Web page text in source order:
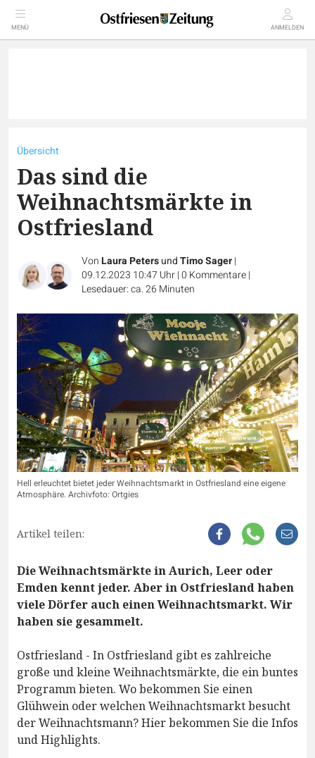
MENÜ ANMELDEN
Übersicht
Das sind die
Weihnachtsmärkte in
Ostfriesland
VonLaura PetersundTimo Sager|
09.12.2023 10:47 Uhr|0 Kommentare|
Lesedauer: ca. 26 Minuten
Hell erleuchtet bietet jeder Weihnachtsmarkt in Ostfriesland eine eigene
Atmosphäre. Archivfoto: Ortgies
Artikel teilen:
Die Weihnachtsmärkte in Aurich, Leer oder
Emden kennt jeder. Aber in Ostfriesland haben
viele Dörfer auch einen Weihnachtsmarkt. Wir
haben sie gesammelt.
Ostfriesland - In Ostfriesland gibt es zahlreiche
große und kleine Weihnachtsmärkte, die ein buntes
Programm bieten. Wo bekommen Sie einen
Glühwein oder welchen Weihnachtsmarkt besucht
der Weihnachtsmann? Hier bekommen Sie die Infos
und Highlights.